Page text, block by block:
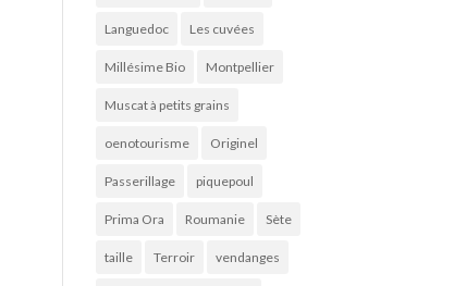
Languedoc Les cuvées
Millésime Bio Montpellier
Muscat à petits grains
oenotourisme Originel
Passerillage piquepoul
Prima Ora Roumanie Sète
taille Terroir vendanges